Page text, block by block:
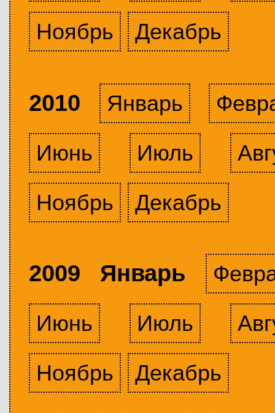
Ноябрь
Декабрь
2010 Январь
Июнь
Июль
Ноябрь
Декабрь
2009 Январь
Июнь
Июль
Ноябрь
Декабрь